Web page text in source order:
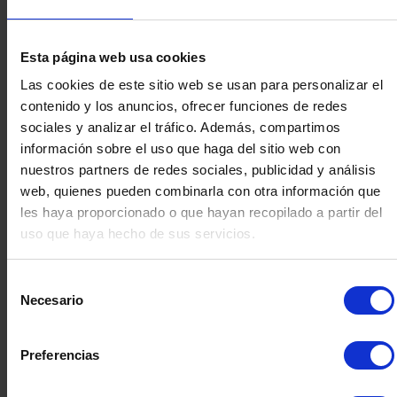
Esta página web usa cookies
Las cookies de este sitio web se usan para personalizar el
contenido y los anuncios, ofrecer funciones de redes
sociales y analizar el tráfico. Además, compartimos
información sobre el uso que haga del sitio web con
nuestros partners de redes sociales, publicidad y análisis
web, quienes pueden combinarla con otra información que
les haya proporcionado o que hayan recopilado a partir del
uso que haya hecho de sus servicios.
Necesario
Preferencias
BOMBA CENTRIFUGA 4
KW
BOMBA